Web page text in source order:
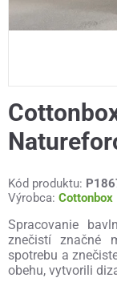
Kód produktu:
Výrobca: Cottonbox
Spracovanie
znečistí značné
spotrebu a
obehu, vytvorili